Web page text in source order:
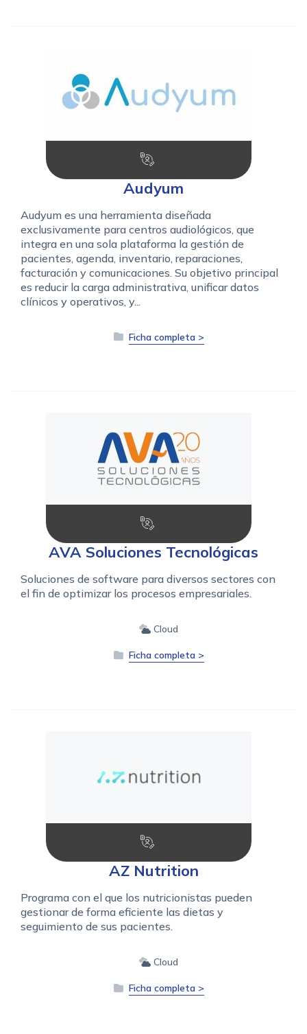
Audyum
Audyum es una herramienta diseñada
exclusivamente para centros audiológicos, que
integra en una sola plataforma la gestión de
pacientes, agenda, inventario, reparaciones,
facturación y comunicaciones. Su objetivo principal
es reducir la carga administrativa, unificar datos
clínicos y operativos, y...
Ficha completa >
AVA Soluciones Tecnológicas
Soluciones de software para diversos sectores con
el fin de optimizar los procesos empresariales.
Cloud
Ficha completa >
AZ Nutrition
Programa con el que los nutricionistas pueden
gestionar de forma eficiente las dietas y
seguimiento de sus pacientes.
Cloud
Ficha completa >